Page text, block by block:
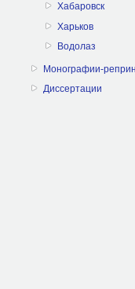
Хабаровск
Харьков
Водолаз
Монографии-
Диссертации